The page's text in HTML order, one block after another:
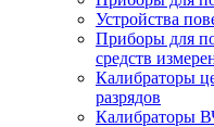
Устройства
Приборы для
средств
Калибраторы
разрядов
Калибраторы